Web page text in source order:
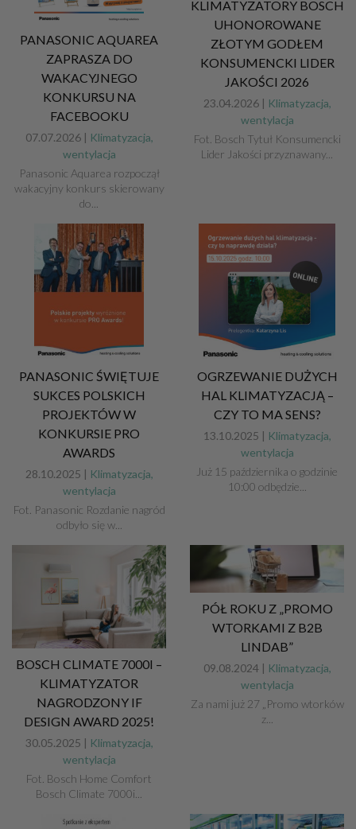
PANASONIC AQUAREA
ZAPRASZA DO
WAKACYJNEGO
KONKURSU NA
FACEBOOKU
07.07.2026 | Klimatyzacja,
wentylacja
Panasonic Aquarea rozpoczął
wakacyjny konkurs skierowany
do...
KLIMATYZATORY BOSCH
UHONOROWANE
ZŁOTYM GODŁEM
KONSUMENCKI LIDER
JAKOŚCI 2026
23.04.2026 | Klimatyzacja,
wentylacja
Fot. Bosch Tytuł Konsumencki
Lider Jakości przyznawany...
PANASONIC ŚWIĘTUJE
SUKCES POLSKICH
PROJEKTÓW W
KONKURSIE PRO
AWARDS
28.10.2025 | Klimatyzacja,
wentylacja
Fot. Panasonic Rozdanie nagród
odbyło się w...
OGRZEWANIE DUŻYCH
HAL KLIMATYZACJĄ –
CZY TO MA SENS?
13.10.2025 | Klimatyzacja,
wentylacja
Już 15 października o godzinie
10:00 odbędzie...
BOSCH CLIMATE 7000I –
KLIMATYZATOR
NAGRODZONY IF
DESIGN AWARD 2025!
30.05.2025 | Klimatyzacja,
wentylacja
Fot. Bosch Home Comfort
Bosch Climate 7000i...
PÓŁ ROKU Z „PROMO
WTORKAMI Z B2B
LINDAB”
09.08.2024 | Klimatyzacja,
wentylacja
Za nami już 27 „Promo wtorków
z...